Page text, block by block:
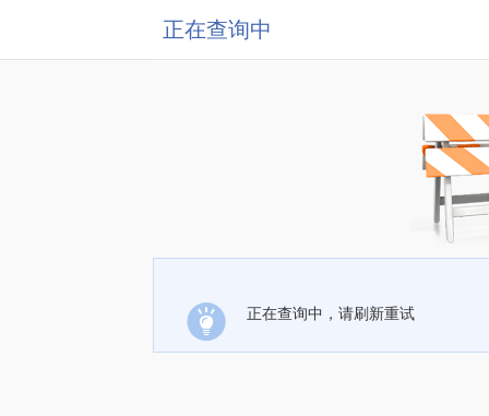
正在查询中
正在查询中，请刷新重试